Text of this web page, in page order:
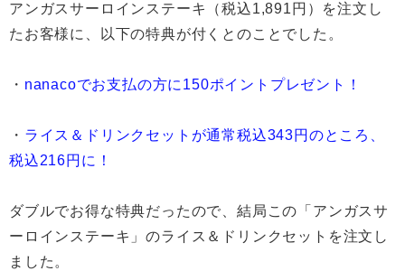
アンガスサーロインステーキ（税込1,891円）を注文し
たお客様に、以下の特典が付くとのことでした。
・ nanacoでお支払の方に150ポイントプレゼント！
・ ライス＆ドリンクセットが通常税込343円のところ、
税込216円に！
ダブルでお得な特典だったので、結局この「アンガスサ
ーロインステーキ」のライス＆ドリンクセットを注文し
ました。